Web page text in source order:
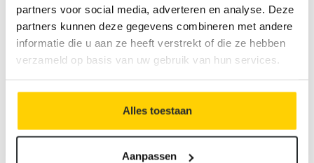
partners voor social media, adverteren en analyse. Deze
partners kunnen deze gegevens combineren met andere
informatie die u aan ze heeft verstrekt of die ze hebben
verzameld op basis van uw gebruik van hun services.
Alles toestaan
Aanpassen
Vetput voor de horeca: wie, wat, waar en
lees bericht